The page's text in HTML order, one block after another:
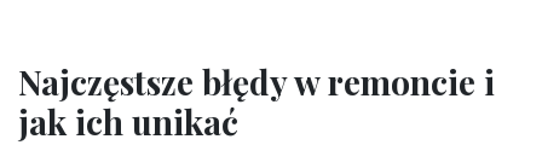
Najczęstsze błędy w remoncie i
jak ich unikać